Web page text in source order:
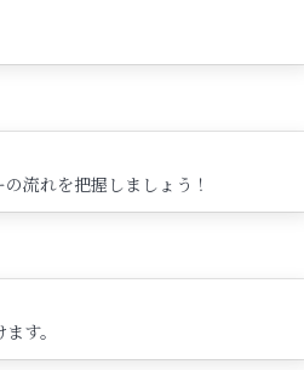
流れを把握しましょう！
す。